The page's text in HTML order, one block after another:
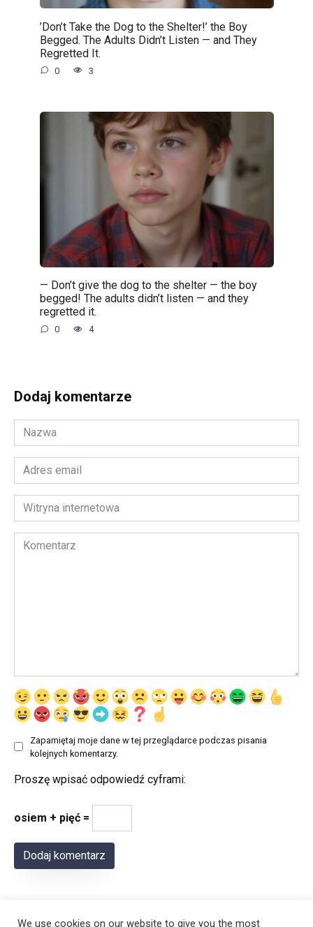
’Don’t Take the Dog to the Shelter!’ the Boy
Begged. The Adults Didn’t Listen — and They
Regretted It.
0 3
— Don’t give the dog to the shelter — the boy
begged! The adults didn’t listen — and they
regretted it.
0 4
Dodaj komentarze
Nazwa
*
Adres
email
*Witryna
internetowa
Komentarz
Zapamiętaj moje dane w tej przeglądarce podczas pisania
kolejnych komentarzy.
Proszę wpisać odpowiedź cyframi:
osiem + pięć =
We use cookies on our website to give you the most